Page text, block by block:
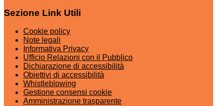
Sezione Link Utili
Cookie policy
Note legali
Informativa Privacy
Ufficio Relazioni con il Pubblico
Dichiarazione di accessibilità
Obiettivi di accessibilità
Whistleblowing
Gestione consensi cookie
Amministrazione trasparente